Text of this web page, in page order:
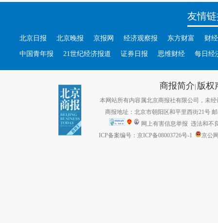
友情
北京日报 北京晚报 京报网 经济观察报 东方财富 财
中国青年报 21世纪经济报道 证券日报 思维财经 每日经
商报简介| 版权
本网站所有内容属北京商报社有限公司，未经
商报地址：北京市朝阳区和平里西街21号
网上有害信息举报 违法和不
ICP备案编号：京ICP备08003726号-1
京公